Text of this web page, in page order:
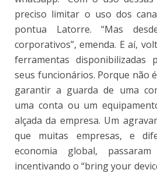
preciso limitar o uso dos
pontua Latorre. “Mas
corporativos”, emenda. E aí,
ferramentas disponibilizadas
seus funcionários. Porque não
garantir a guarda de uma
uma conta ou um
alçada da empresa. Um
que muitas empresas, e
economia global,
incentivando o “bring your